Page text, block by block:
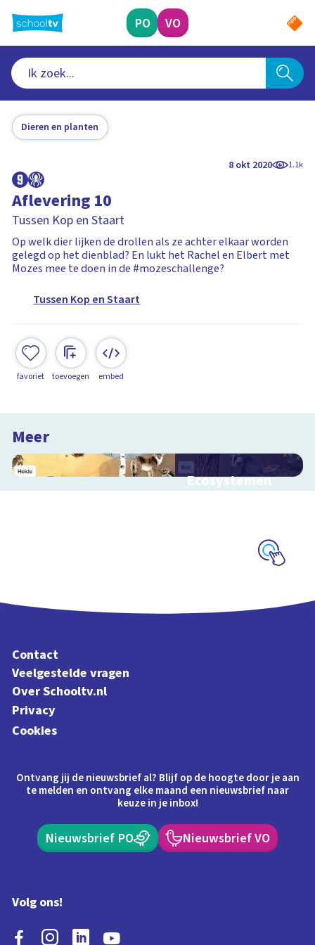
naar
hoofdinhoud
PO VO
Dieren en planten
8 okt 2020 1.1k
Aflevering 10
Tussen Kop en Staart
Op welk dier lijken de drollen als ze achter elkaar worden
gelegd op het dienblad? En lukt het Rachel en Elbert met
Mozes mee te doen in de #mozeschallenge?
Tussen Kop en Staart
favoriet toevoegen embed
Meer
Ecosystemen
Interactieve
Contact
Veelgestelde vragen
Over Schooltv.nl
Privacy
Cookies
Ontvang jij de nieuwsbrief al? Blijf op de hoogte door je aan
te melden en ontvang elke maand een nieuwsbrief naar
keuze in je inbox!
Nieuwsbrief PO Nieuwsbrief VO
Volg ons!